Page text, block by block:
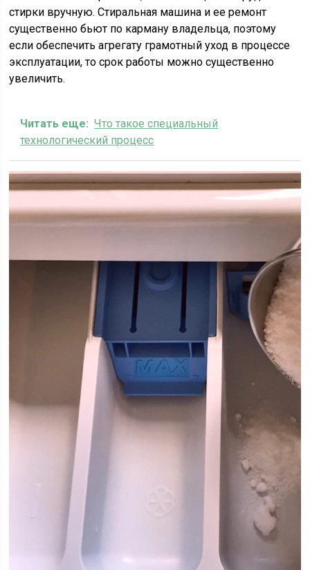
стирки вручную. Стиральная машина и ее ремонт
существенно бьют по карману владельца, поэтому
если обеспечить агрегату грамотный уход в процессе
эксплуатации, то срок работы можно существенно
увеличить.
Читать еще: Что такое специальный
технологический процесс